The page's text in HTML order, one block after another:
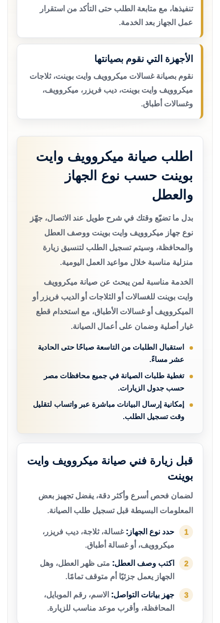
تنفيذها، مع متابعة الطلب حتى التأكد من استقرار
عمل الجهاز بعد الخدمة.
الأجهزة التي نقوم بصيانتها
نقوم بصيانة غسالات ميكروويف وايت بوينت، ثلاجات
ميكروويف وايت بوينت، ديب فريزر، ميكروويف،
وغسالات أطباق.
اطلب صيانة ميكروويف وايت
بوينت حسب نوع الجهاز
والعطل
بدل ما تضيّع وقتك في شرح طويل عند الاتصال، جهّز
نوع جهاز ميكروويف وايت بوينت ووصف العطل
والمحافظة، وسيتم تسجيل الطلب لتنسيق زيارة
منزلية مناسبة خلال مواعيد العمل اليومية.
الخدمة مناسبة لمن يبحث عن صيانة ميكروويف
وايت بوينت للغسالات أو الثلاجات أو الديب فريزر أو
الميكروويف أو غسالات الأطباق، مع استخدام قطع
غيار أصلية وضمان على أعمال الصيانة.
استقبال الطلبات من التاسعة صباحًا حتى الحادية
عشر مساءً.
تغطية طلبات الصيانة في جميع محافظات مصر
حسب جدول الزيارات.
إمكانية إرسال البيانات مباشرة عبر واتساب لتقليل
وقت تسجيل الطلب.
قبل زيارة فني صيانة ميكروويف وايت
بوينت
لضمان فحص أسرع وأكثر دقة، يفضل تجهيز بعض
المعلومات البسيطة قبل تسجيل طلب الصيانة.
1 حدد نوع الجهاز: غسالة، ثلاجة، ديب فريزر،
ميكروويف، أو غسالة أطباق.
2 اكتب وصف العطل: متى ظهر العطل، وهل
الجهاز يعمل جزئيًا أم متوقف تمامًا.
3 جهز بيانات التواصل: الاسم، رقم الموبايل،
المحافظة، وأقرب موعد مناسب للزيارة.